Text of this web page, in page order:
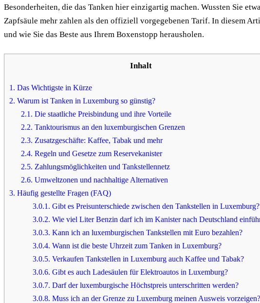
Besonderheiten, die das Tanken hier einzigartig machen. Wussten Sie
Zapfsäule mehr zahlen als den offiziell vorgegebenen Tarif. In diesem
und wie Sie das Beste aus Ihrem Boxenstopp herausholen.
Inhalt
1. Das Wichtigste in Kürze
2. Warum ist Tanken in Luxemburg so günstig?
2.1. Die staatliche Preisbindung und ihre Vorteile
2.2. Tanktourismus an den luxemburgischen Grenzen
2.3. Zusatzgeschäfte: Kaffee, Tabak und mehr
2.4. Regeln und Gesetze zum Reservekanister
2.5. Zahlungsmöglichkeiten und Tankstellennetz
2.6. Umweltzonen und nachhaltige Alternativen
3. Häufig gestellte Fragen (FAQ)
3.0.1. Gibt es Preisunterschiede zwischen den Tankstellen in Luxemburg?
3.0.2. Wie viel Liter Benzin darf ich im Kanister nach Deutschland
3.0.3. Kann ich an luxemburgischen Tankstellen mit Euro bezahlen?
3.0.4. Wann ist die beste Uhrzeit zum Tanken in Luxemburg?
3.0.5. Verkaufen Tankstellen in Luxemburg auch Kaffee und Tabak?
3.0.6. Gibt es auch Ladesäulen für Elektroautos in Luxemburg?
3.0.7. Darf der luxemburgische Höchstpreis unterschritten werden?
3.0.8. Muss ich an der Grenze zu Luxemburg meinen Ausweis vorzeigen?